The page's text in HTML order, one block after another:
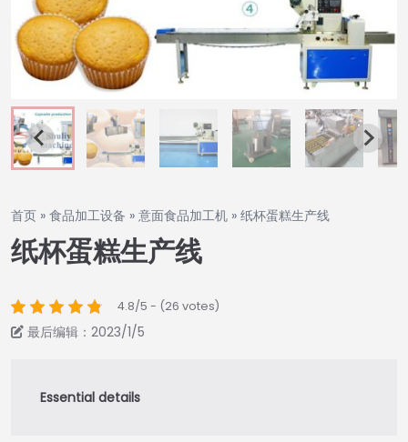
首页 » 食品加工设备 » 意面食品加工机 » 纸杯蛋糕生产线
纸杯蛋糕生产线
4.8/5 - (26 votes)
最后编辑：2023/1/5